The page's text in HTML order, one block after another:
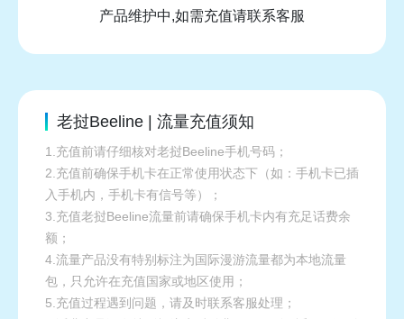
产品维护中,如需充值请联系客服
老挝Beeline | 流量充值须知
1.充值前请仔细核对老挝Beeline手机号码；
2.充值前确保手机卡在正常使用状态下（如：手机卡已插
入手机内，手机卡有信号等）；
3.充值老挝Beeline流量前请确保手机卡内有充足话费余
额；
4.流量产品没有特别标注为国际漫游流量都为本地流量
包，只允许在充值国家或地区使用；
5.充值过程遇到问题，请及时联系客服处理；